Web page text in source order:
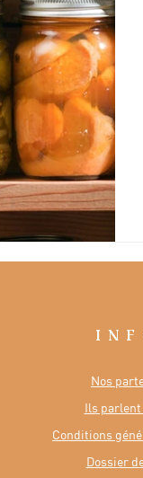
Nos
Ils parlent
Conditions
Dossier